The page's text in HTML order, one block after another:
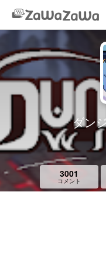
ダン
3001
コメント